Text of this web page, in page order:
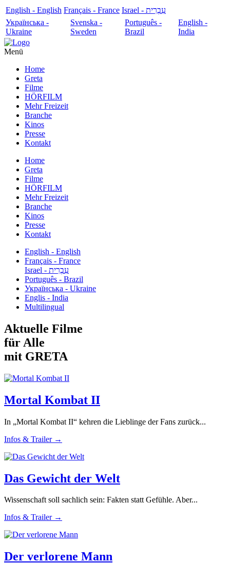
English - English Français - France
עִבְרִית - Israel
Українська -
Ukraine
Svenska -
Sweden
Português -
Brazil
English -
India
Menü
Home
Greta
Filme
HÖRFILM
Mehr Freizeit
Branche
Kinos
Presse
Kontakt
Home
Greta
Filme
HÖRFILM
Mehr Freizeit
Branche
Kinos
Presse
Kontakt
English - English
Français - France
עִבְרִית - Israel
Português - Brazil
Українська - Ukraine
Englis - India
Multilingual
Aktuelle Filme
für Alle
mit GRETA
Mortal Kombat II
In „Mortal Kombat II“ kehren die Lieblinge der Fans zurück...
Infos & Trailer →
Das Gewicht der Welt
Wissenschaft soll sachlich sein: Fakten statt Gefühle. Aber...
Infos & Trailer →
Der verlorene Mann